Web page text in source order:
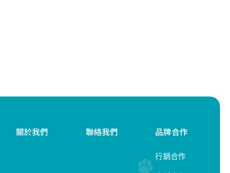
關於我們 聯絡我們 品牌合作
行銷合作